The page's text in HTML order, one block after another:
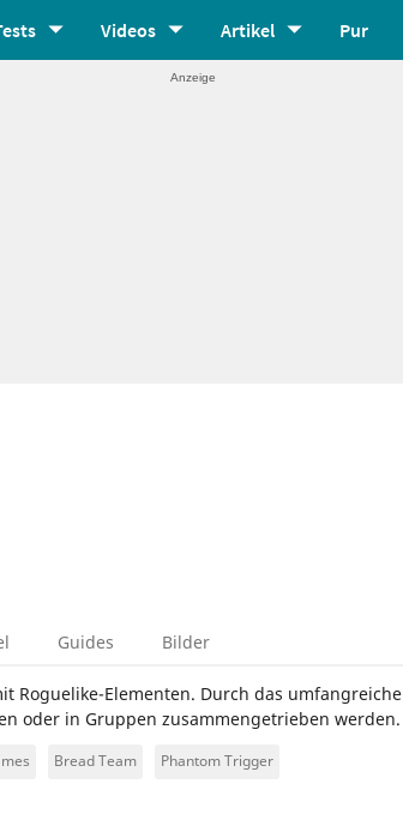
Videos Artikel Pur
Guides Bilder
Roguelike-Elementen. Durch das umfangreiche
oder in Gruppen zusammengetrieben werden.
Bread Team Phantom Trigger